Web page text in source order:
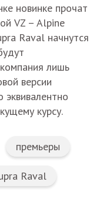
новинке прочат
VZ – Alpine
Raval начнутся
лишь
версии
эквивалентно
курсу.
премьеры
Raval